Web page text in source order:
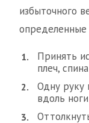
избыточного
определенные
Принять
плеч,
Одну руку
вдоль